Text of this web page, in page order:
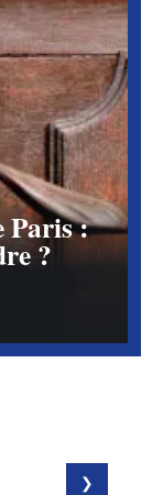
Paris :
?